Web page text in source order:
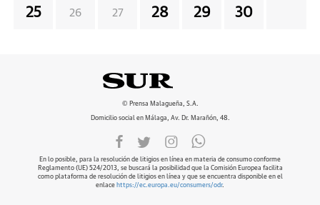
25 26 27 28 29 30
© Prensa Malagueña, S.A.
Domicilio social en Málaga, Av. Dr. Marañón, 48.
En lo posible, para la resolución de litigios en línea en materia de consumo conforme
Reglamento (UE) 524/2013, se buscará la posibilidad que la Comisión Europea facilita
como plataforma de resolución de litigios en línea y que se encuentra disponible en el
enlace https://ec.europa.eu/consumers/odr.